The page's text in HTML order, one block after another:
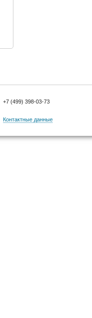
+7 (499) 398-03-73
Контактные данные